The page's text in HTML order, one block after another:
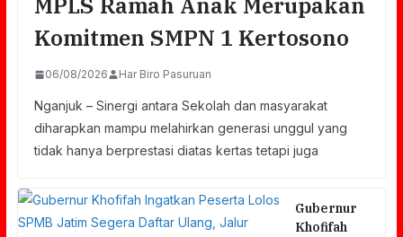
Komitmen SMPN 1 Kertosono
06/08/2026 Har Biro Pasuruan
Nganjuk – Sinergi antara Sekolah dan masyarakat
diharapkan mampu melahirkan generasi unggul yang
tidak hanya berprestasi diatas kertas tetapi juga
Gubernur
Khofifah